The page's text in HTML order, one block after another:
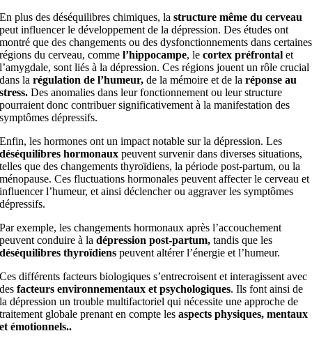
En plus des déséquilibres chimiques, la structure même du cerveau
peut influencer le développement de la dépression. Des études ont
montré que des changements ou des dysfonctionnements dans certaines
régions du cerveau, commel’hippocampe, lecortex préfrontalet
l’amygdale, sont liés à la dépression. Ces régions jouent un rôle crucial
dans larégulation de l’humeur, de la mémoire et de laréponse au
stress. Des anomalies dans leur fonctionnement ou leur structure
pourraient donc contribuer significativement à la manifestation des
symptômes dépressifs.
Enfin, les hormones ont un impact notable sur la dépression. Les
déséquilibres hormonaux peuvent survenir dans diverses situations,
telles que des changements thyroïdiens, la période post-partum, ou la
ménopause. Ces fluctuations hormonales peuvent affecter le cerveau et
influencer l’humeur, et ainsi déclencher ou aggraver les symptômes
dépressifs.
Par exemple, les changements hormonaux après l’accouchement
peuvent conduire à ladépression post-partum, tandis que les
déséquilibres thyroïdienspeuvent altérer l’énergie et l’humeur.
Ces différents facteurs biologiques s’entrecroisent et interagissent avec
desfacteurs environnementaux et psychologiques. Ils font ainsi de
la dépression un trouble multifactoriel qui nécessite une approche de
traitement globale prenant en compte lesaspects physiques, mentaux
et émotionnels..